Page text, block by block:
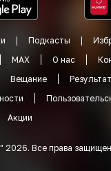
Подкасты
MAX О нас
Вещание
Акции
" 2026. Все права